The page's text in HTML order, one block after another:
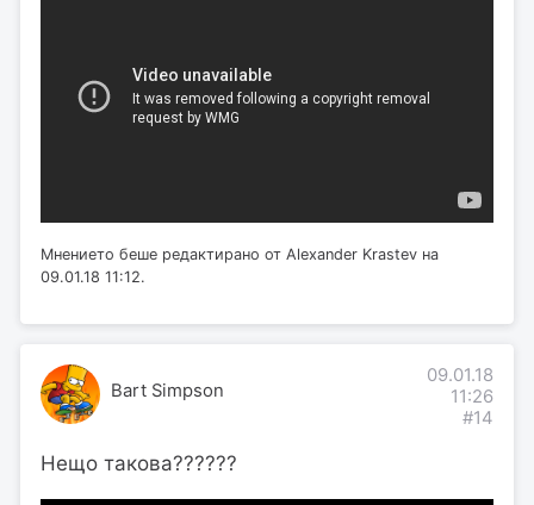
Мнението беше редактирано от Alexander Krastev на
09.01.18 11:12.
Bart Simpson
09.01.18
11:26
#14
Нещо такова??????